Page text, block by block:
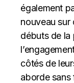
également
nouveau sur
débuts de la
côtés de
aborde sans